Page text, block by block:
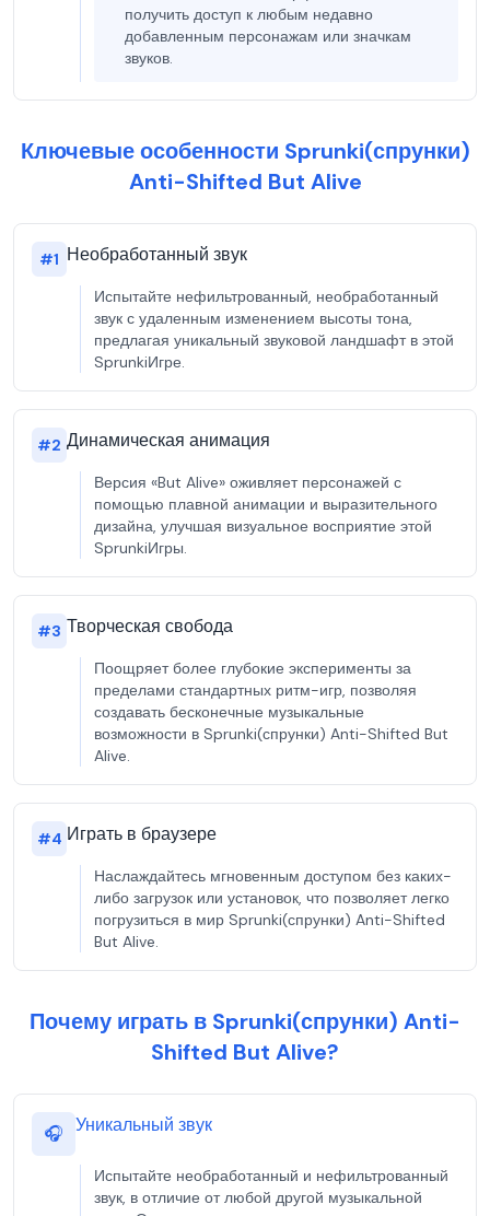
получить доступ к любым недавно
добавленным персонажам или значкам
звуков.
Ключевые особенности Sprunki(спрунки)
Anti-Shifted But Alive
#1 Необработанный звук
Испытайте нефильтрованный, необработанный
звук с удаленным изменением высоты тона,
предлагая уникальный звуковой ландшафт в этой
SprunkiИгре.
#2 Динамическая анимация
Версия «But Alive» оживляет персонажей с
помощью плавной анимации и выразительного
дизайна, улучшая визуальное восприятие этой
SprunkiИгры.
#3 Творческая свобода
Поощряет более глубокие эксперименты за
пределами стандартных ритм-игр, позволяя
создавать бесконечные музыкальные
возможности в Sprunki(спрунки) Anti-Shifted But
Alive.
#4 Играть в браузере
Наслаждайтесь мгновенным доступом без каких-
либо загрузок или установок, что позволяет легко
погрузиться в мир Sprunki(спрунки) Anti-Shifted
But Alive.
Почему играть в Sprunki(спрунки) Anti-
Shifted But Alive?
🎧 Уникальный звук
Испытайте необработанный и нефильтрованный
звук, в отличие от любой другой музыкальной